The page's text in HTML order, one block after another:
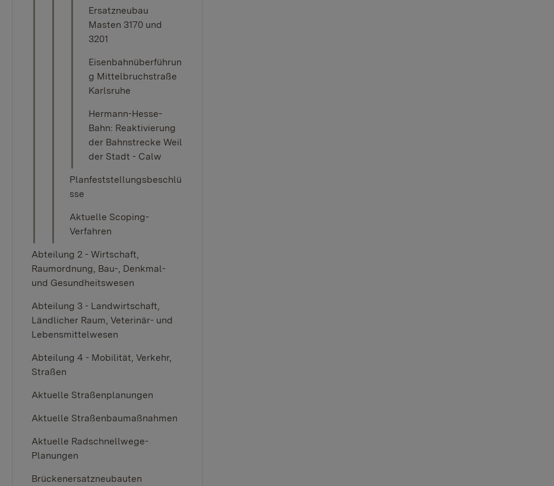
Ersatzneubau
Masten 3170 und
3201
Eisenbahnüberführun
g Mittelbruchstraße
Karlsruhe
Hermann-Hesse-
Bahn: ​Reaktivierung
der Bahnstrecke Weil
der Stadt - Calw
Planfeststellungsbeschlü
sse
Aktuelle Scoping-
Verfahren
Abteilung 2 - Wirtschaft,
Raumordnung, Bau-, Denkmal-
und Gesundheitswesen
Abteilung 3 - Landwirtschaft,
Ländlicher Raum, Veterinär- und
Lebensmittelwesen
Abteilung 4 - Mobilität, Verkehr,
Straßen
Aktuelle Straßenplanungen
Aktuelle Straßenbaumaßnahmen
Aktuelle Radschnellwege-
Planungen
Brückenersatzneubauten